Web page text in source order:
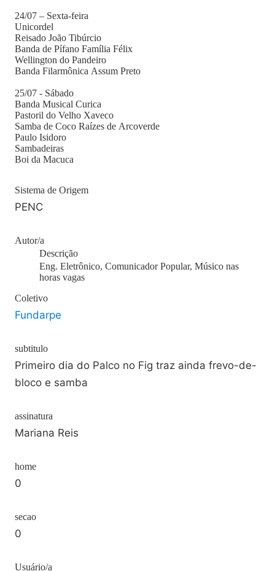
24/07 – Sexta-feira
Unicordel
Reisado João Tibúrcio
Banda de Pífano Família Félix
Wellington do Pandeiro
Banda Filarmônica Assum Preto
25/07 - Sábado
Banda Musical Curica
Pastoril do Velho Xaveco
Samba de Coco Raízes de Arcoverde
Paulo Isidoro
Sambadeiras
Boi da Macuca
Sistema de Origem
PENC
Autor/a
Descrição
Eng. Eletrônico, Comunicador Popular, Músico nas
horas vagas
Coletivo
Fundarpe
subtitulo
Primeiro dia do Palco no Fig traz ainda frevo-de-
bloco e samba
assinatura
Mariana Reis
home
0
secao
0
Usuário/a